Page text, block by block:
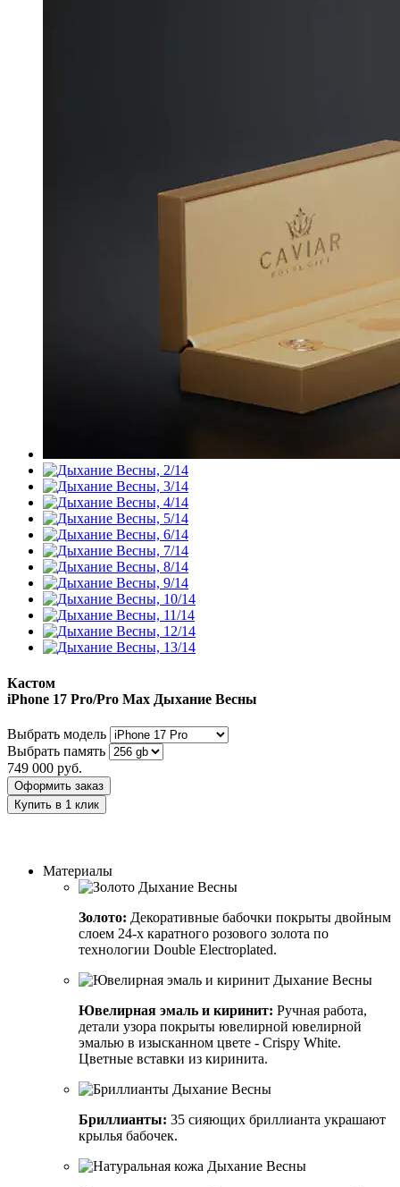
Кастом
iPhone 17 Pro/Pro Max Дыхание Весны
Выбрать модель
Выбрать память
749 000 руб.
Оформить заказ
Купить в 1 клик
Материалы
Золото: Декоративные бабочки покрыты двойным
слоем 24-х каратного розового золота по
технологии Double Electroplated.
Ювелирная эмаль и киринит: Ручная работа,
детали узора покрыты ювелирной ювелирной
эмалью в изысканном цвете - Crispy White.
Цветные вставки из киринита.
Бриллианты: 35 сияющих бриллианта украшают
крылья бабочек.